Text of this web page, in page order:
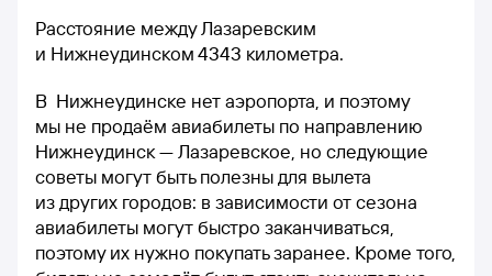
Расстояние между Лазаревским
и Нижнеудинском 4343 километра.
В Нижнеудинске нет аэропорта, и поэтому
мы не продаём авиабилеты по направлению
Нижнеудинск — Лазаревское, но следующие
советы могут быть полезны для вылета
из других городов: в зависимости от сезона
авиабилеты могут быстро заканчиваться,
поэтому их нужно покупать заранее. Кроме того,